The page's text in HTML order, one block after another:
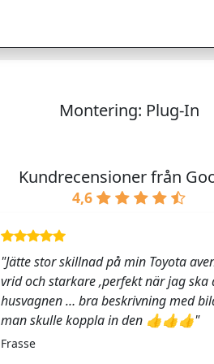
Montering: Plug-In
Kundrecensioner från
4,6
"Jätte stor skillnad på min Toyota
vrid och starkare ,perfekt när jag ska
husvagnen … bra beskrivning med
man skulle koppla in den 👍👍👍"
Frasse